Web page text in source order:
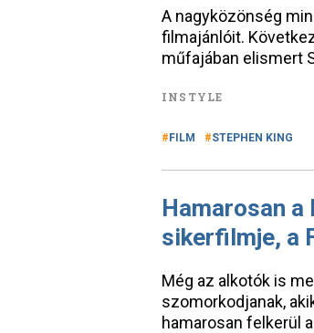
A nagyközönség
filmajánlóit.
műfajában elismert
INSTYLE
FILM STEPHEN KING
Hamarosan
sikerfilmje, a
Még az alkotók is
szomorkodjanak,
hamarosan felkerül